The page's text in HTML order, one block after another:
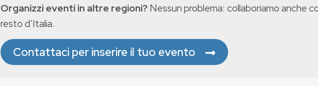
Organizzi eventi in altre regioni? Nessun problema: collaboriamo anche
resto d’Italia.
Contattaci per inserire il tuo evento